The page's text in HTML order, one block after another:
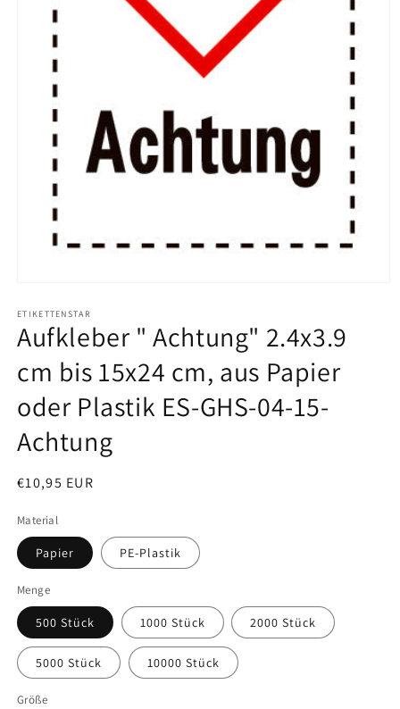
in
Modal
öffnen
ETIKETTENSTAR
Aufkleber " Achtung" 2.4x3.9
cm bis 15x24 cm, aus Papier
oder Plastik ES-GHS-04-15-
Achtung
SKU:
Normaler
€10,95 EUR
Material
Papier PE-Plastik
Menge
500 Stück 1000 Stück 2000 Stück
5000 Stück 10000 Stück
Größe